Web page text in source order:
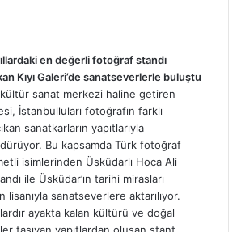
en değerli fotoğraf standı
Kıyı Galeri’de sanatseverlerle buluştu
kültür sanat merkezi haline getiren
İstanbulluları fotoğrafın farklı
sanatkarların yapıtlarıyla
Bu kapsamda Türk fotoğraf
isimlerinden Üsküdarlı Hoca Ali
ile Üsküdar’ın tarihi mirasları
lisanıyla sanatseverlere aktarılıyor.
ayakta kalan kültürü ve doğal
taşıyan yapıtlardan oluşan stant,